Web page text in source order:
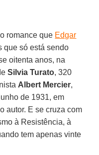
romance que Edgar
que só está sendo
oitenta anos, na
Silvia Turato, 320
Albert Mercier,
de 1931, em
autor. E se cruza com
à Resistência, à
tem apenas vinte